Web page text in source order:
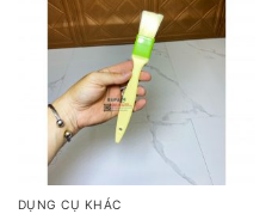
DỤNG CỤ KHÁC